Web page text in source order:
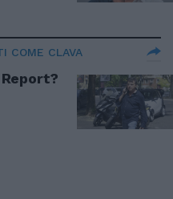
COME CLAVA